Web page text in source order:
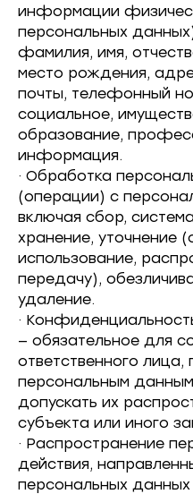
информации
персональных
фамилия, имя,
место рождения,
почты, телефонный
социальное,
образование,
информация.
· Обработка
(операции) с
включая сбор,
хранение, уточнение
использование,
передачу),
удаление.
·
— обязательное для
ответственного лица,
персональным
допускать их
субъекта или иного
· Распространение
действия,
персональных